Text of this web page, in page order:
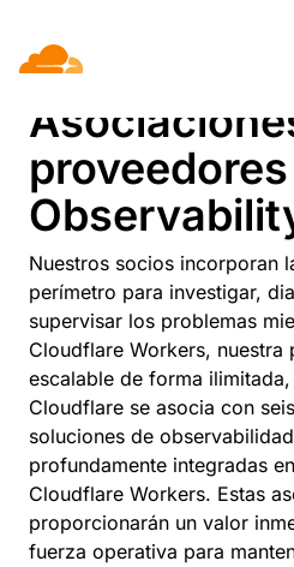
SOCIOS
Nuestros socios incorporan
perímetro para investigar,
supervisar los problemas
Cloudflare Workers,
escalable de forma
Cloudflare se asocia con
soluciones de
profundamente integradas
Cloudflare Workers. Estas
proporcionarán un valor
fuerza operativa para